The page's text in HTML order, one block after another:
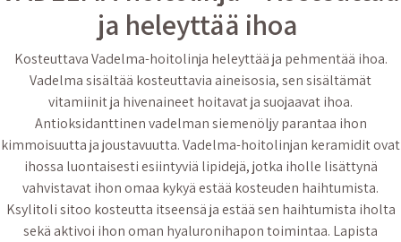
ja heleyttää ihoa
Kosteuttava Vadelma-hoitolinja heleyttää ja pehmentää ihoa.
Vadelma sisältää kosteuttavia aineisosia, sen sisältämät
vitamiinit ja hivenaineet hoitavat ja suojaavat ihoa.
Antioksidanttinen vadelman siemenöljy parantaa ihon
kimmoisuutta ja joustavuutta. Vadelma-hoitolinjan keramidit ovat
ihossa luontaisesti esiintyviä lipidejä, jotka iholle lisättynä
vahvistavat ihon omaa kykyä estää kosteuden haihtumista.
Ksylitoli sitoo kosteutta itseensä ja estää sen haihtumista iholta
sekä aktivoi ihon oman hyaluronihapon toimintaa. Lapista